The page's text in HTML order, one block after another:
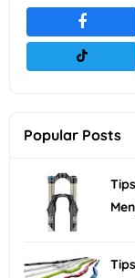
Popular Posts